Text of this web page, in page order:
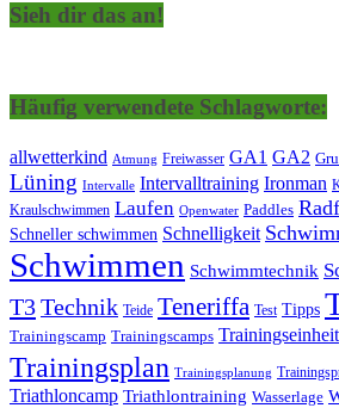
Sieh dir das an!
Häufig verwendete Schlagworte:
allwetterkind Atmung Freiwasser GA1 GA2
Lüning Intervalle Intervalltraining Ironman
Kraulschwimmen Laufen Openwater Paddles
Schneller schwimmen Schnelligkeit
Schwimmen Schwimmtechnik
T3Technik Teide Teneriffa Test Tipps
Trainingscamp Trainingscamps Trainingseinheit
Trainingsplan Trainingsplanung
Triathloncamp Triathlontraining Wasserlage